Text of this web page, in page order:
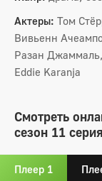
Актеры: Том
Вивьенн
Разан
Eddie Karanja
Смотреть
сезон 11 серия
Плеер 1